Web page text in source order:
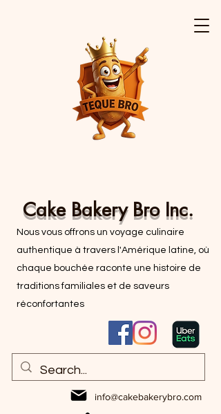
Cake Bakery Bro Inc.
Nous vous offrons un voyage culinaire
authentique à travers l'Amérique latine, où
chaque bouchée raconte une histoire de
traditions familiales et de saveurs
réconfortantes
info@cakebakerybro.com